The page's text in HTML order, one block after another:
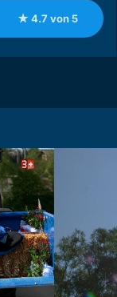
★ 4.7 von 5